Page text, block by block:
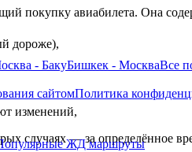
дороже),
изменений,
случаях — за определённое
покупку авиабилета. Она
- БакуБишкек - МоскваВсе
сайтомПолитика
ЖД маршруты